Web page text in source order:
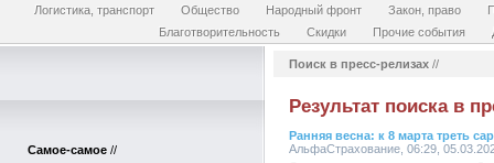
Логистика, транспорт
Общество Народный фронт Закон, право
Благотворительность
Скидки Прочие события
Самое-самое //
Поиск в пресс-релизах //
Результат поиска в
Ранняя весна: к 8 марта треть
АльфаСтрахование, 06:29,